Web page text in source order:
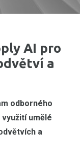
AI pro
a
odborného
umělé
a